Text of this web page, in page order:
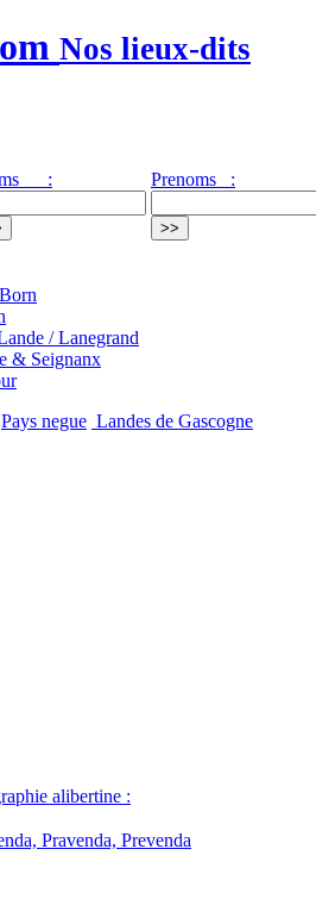
Nos lieux-dits
: Prenoms :
/ Lanegrand
& Seignanx
Pays negue Landes de Gascogne
alibertine :
Pravenda, Prevenda